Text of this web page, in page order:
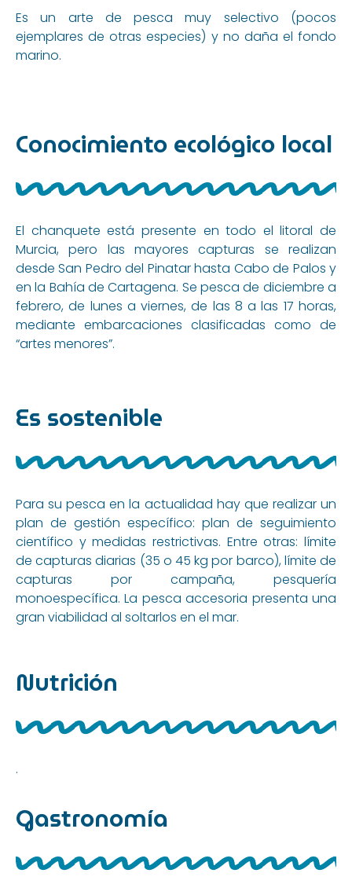
Es un arte de pesca muy selectivo (pocos
ejemplares de otras especies) y no daña el fondo
marino.
Conocimiento ecológico local
El chanquete está presente en todo el litoral de
Murcia, pero las mayores capturas se realizan
desde San Pedro del Pinatar hasta Cabo de Palos y
en la Bahía de Cartagena. Se pesca de diciembre a
febrero, de lunes a viernes, de las 8 a las 17 horas,
mediante embarcaciones clasificadas como de
“artes menores”.
Es sostenible
Para su pesca en la actualidad hay que realizar un
plan de gestión específico: plan de seguimiento
científico y medidas restrictivas. Entre otras: límite
de capturas diarias (35 o 45 kg por barco), límite de
capturas por campaña, pesquería
monoespecífica. La pesca accesoria presenta una
gran viabilidad al soltarlos en el mar.
Nutrición
.
Gastronomía